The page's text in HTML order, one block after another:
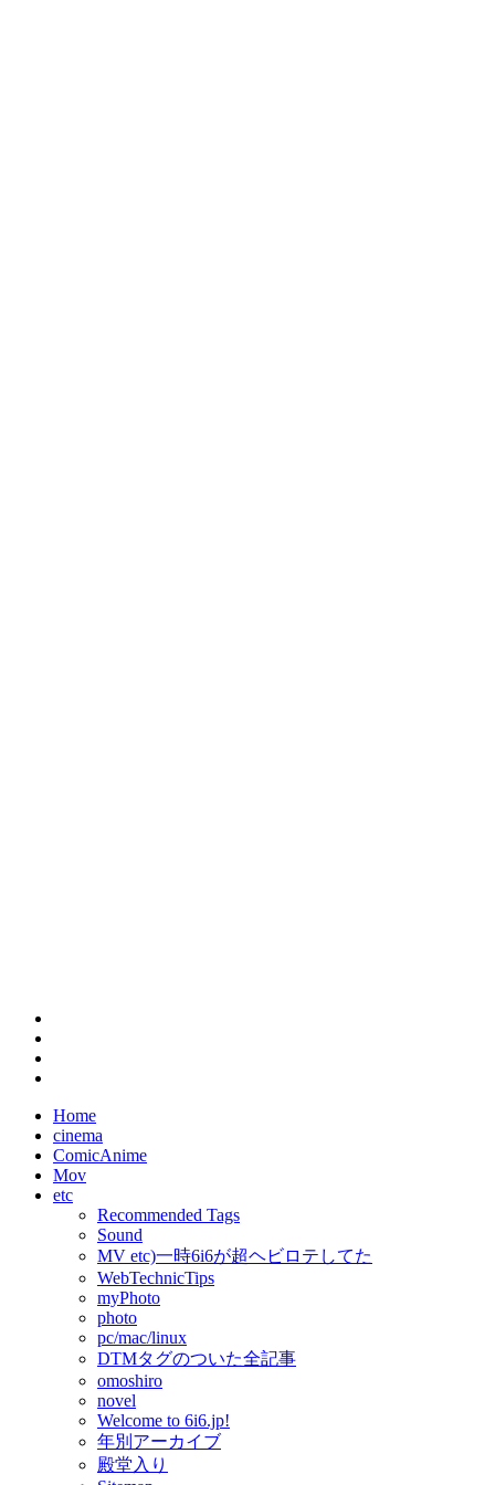
Home
cinema
ComicAnime
Mov
etc
Recommended Tags
Sound
MV etc)一時6i6が超ヘビロテしてた
WebTechnicTips
myPhoto
photo
pc/mac/linux
DTMタグのついた全記事
omoshiro
novel
Welcome to 6i6.jp!
年別アーカイブ
殿堂入り